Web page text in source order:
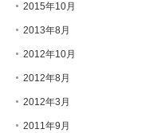
2015年10月
2013年8月
2012年10月
2012年8月
2012年3月
2011年9月